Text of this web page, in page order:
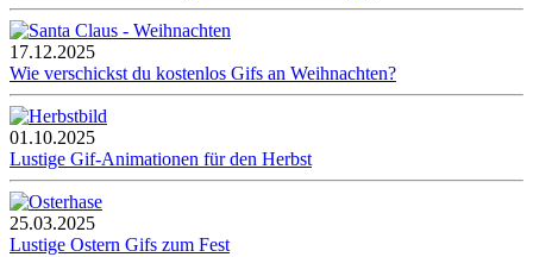
17.12.2025
Wie verschickst du kostenlos Gifs an Weihnachten?
01.10.2025
Lustige Gif-Animationen für den Herbst
25.03.2025
Lustige Ostern Gifs zum Fest